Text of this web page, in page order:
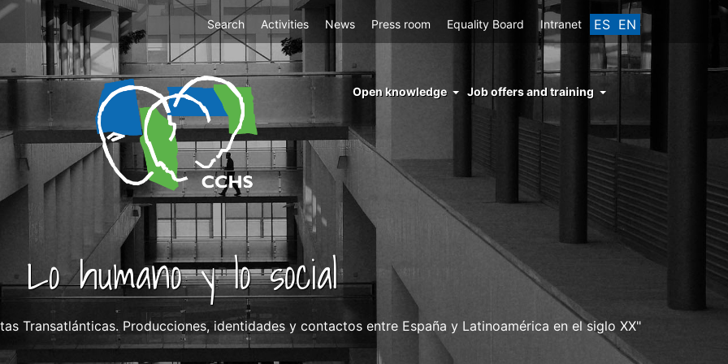
ES EN
Top
Menu
Search Activities News Press room Equality Board Intranet
menu
cchs
conocimiento
abierto
Open knowledge Job offers and training
Lo humano y lo social
Transatlánticas. Producciones, identidades y contactos entre España y Latinoamérica en el siglo XX"